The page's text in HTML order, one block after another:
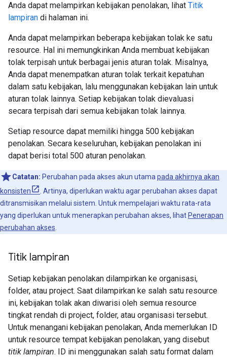
Anda dapat melampirkan kebijakan penolakan, lihat Titik
lampiran di halaman ini.
Anda dapat melampirkan beberapa kebijakan tolak ke satu
resource. Hal ini memungkinkan Anda membuat kebijakan
tolak terpisah untuk berbagai jenis aturan tolak. Misalnya,
Anda dapat menempatkan aturan tolak terkait kepatuhan
dalam satu kebijakan, lalu menggunakan kebijakan lain untuk
aturan tolak lainnya. Setiap kebijakan tolak dievaluasi
secara terpisah dari semua kebijakan tolak lainnya.
Setiap resource dapat memiliki hingga 500 kebijakan
penolakan. Secara keseluruhan, kebijakan penolakan ini
dapat berisi total 500 aturan penolakan.
Catatan: Perubahan pada akses akun utama pada akhirnya akan
konsisten
. Artinya, diperlukan waktu agar perubahan akses dapat
ditransmisikan melalui sistem. Untuk mempelajari waktu rata-rata
yang diperlukan untuk menerapkan perubahan akses, lihat Penerapan
perubahan akses
Titik lampiran
Setiap kebijakan penolakan dilampirkan ke organisasi,
folder, atau project. Saat dilampirkan ke salah satu resource
ini, kebijakan tolak akan diwarisi oleh semua resource
tingkat rendah di project, folder, atau organisasi tersebut.
Untuk menangani kebijakan penolakan, Anda memerlukan ID
untuk resource tempat kebijakan penolakan, yang disebut
titik lampiran. ID ini menggunakan salah satu format dalam